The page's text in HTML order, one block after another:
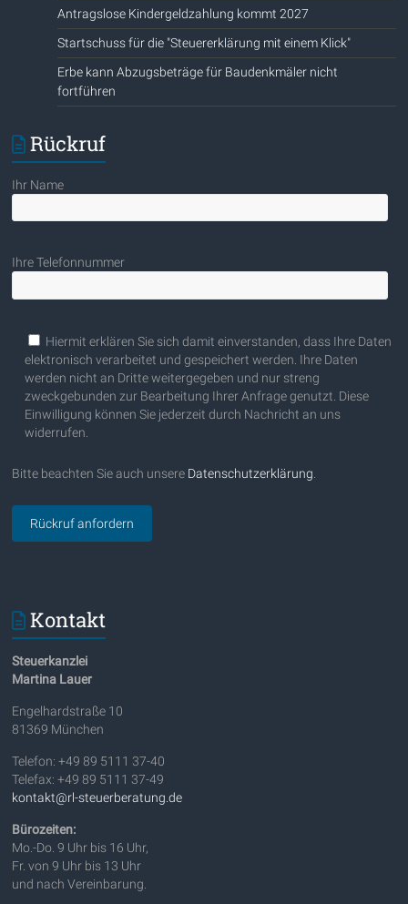
Antragslose Kindergeldzahlung kommt 2027
Startschuss für die "Steuererklärung mit einem Klick"
Erbe kann Abzugsbeträge für Baudenkmäler nicht
fortführen
Rückruf
Ihr Name
Ihre Telefonnummer
Bitte lasse dieses Feld leer.
Hiermit erklären Sie sich damit einverstanden, dass Ihre Daten
elektronisch verarbeitet und gespeichert werden. Ihre Daten
werden nicht an Dritte weitergegeben und nur streng
zweckgebunden zur Bearbeitung Ihrer Anfrage genutzt. Diese
Einwilligung können Sie jederzeit durch Nachricht an uns
widerrufen.
Bitte beachten Sie auch unsere Datenschutzerklärung
Kontakt
Steuerkanzlei
Martina Lauer
Engelhardstraße 10
81369 München
Telefon: +49 89 5111 37-40
Telefax: +49 89 5111 37-49
kontakt@rl-steuerberatung.de
Bürozeiten:
Mo.-Do. 9 Uhr bis 16 Uhr,
Fr. von 9 Uhr bis 13 Uhr
und nach Vereinbarung.